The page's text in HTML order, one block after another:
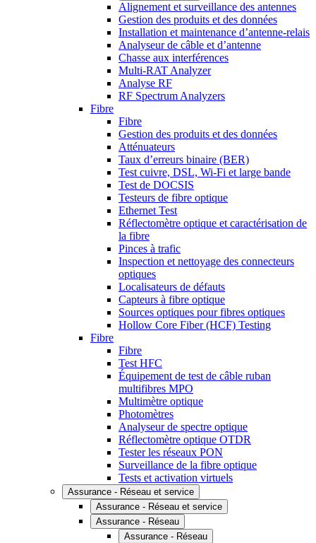
Alignement et surveillance des antennes
Gestion des produits et des données
Installation et maintenance d’antenne-relais
Analyseur de câble et d’antenne
Chasse aux interférences
Multi-RAT Analyzer
Analyse RF
RF Spectrum Analyzers
Fibre
Fibre
Gestion des produits et des données
Atténuateurs
Taux d’erreurs binaire (BER)
Test cuivre, DSL, Wi-Fi et large bande
Test de DOCSIS
Testeurs de fibre optique
Ethernet Test
Réflectomètre optique et caractérisation de
la fibre
Pinces à trafic
Inspection et nettoyage des connecteurs
optiques
Localisateurs de défauts
Capteurs à fibre optique
Sources optiques pour fibres optiques
Hollow Core Fiber (HCF) Testing
Fibre
Fibre
Test HFC
Équipement de test de câble ruban
multifibres MPO
Multimètre optique
Photomètres
Analyseur de spectre optique
Réflectomètre optique OTDR
Tester les réseaux PON
Surveillance de la fibre optique
Tests et activation virtuels
Assurance - Réseau et service
Assurance - Réseau et service
Assurance - Réseau
Assurance - Réseau